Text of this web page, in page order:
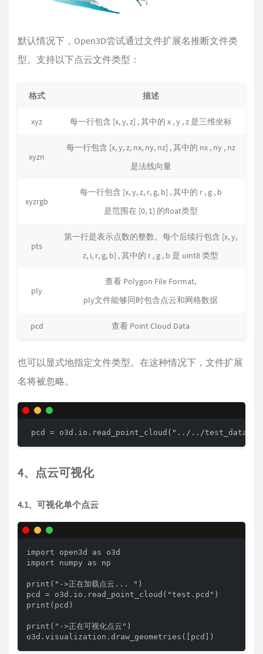
默认情况下，Open3D尝试通过文件扩展名推断文件类
型。支持以下点云文件类型：
格式 描述
xyz 每一行包含 [x, y, z] , 其中的 x , y , z 是三维坐标
xyzn
每一行包含 [x, y, z, nx, ny, nz] , 其中的 nx , ny , nz
是法线向量
xyzrgb
每一行包含 [x, y, z, r, g, b] , 其中的 r , g , b
是范围在 [0, 1] 的float类型
pts
第一行是表示点数的整数。每个后续行包含 [x, y,
z, i, r, g, b] , 其中的 r , g , b 是 uint8 类型
ply
查看 Polygon File Format,
ply文件能够同时包含点云和网格数据
pcd 查看 Point Cloud Data
也可以显式地指定文件类型。在这种情况下，文件扩展
名将被忽略。
pcd = o3d.io.read_point_cloud("../../test_data/
4、点云可视化
4.1、可视化单个点云
import open3d as o3d
import numpy as np
print("->正在加载点云... ")
pcd = o3d.io.read_point_cloud("test.pcd")
print(pcd)
print("->正在可视化点云")
o3d.visualization.draw_geometries([pcd])